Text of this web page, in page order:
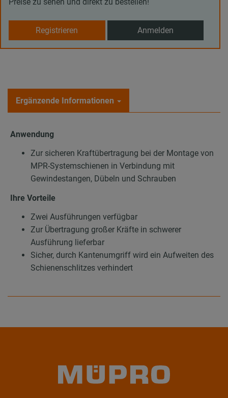
Preise zu sehen und direkt zu bestellen!
Registrieren Anmelden
Ergänzende Informationen
Anwendung
Zur sicheren Kraftübertragung bei der Montage von
MPR-Systemschienen in Verbindung mit
Gewindestangen, Dübeln und Schrauben
Ihre Vorteile
Zwei Ausführungen verfügbar
Zur Übertragung großer Kräfte in schwerer
Ausführung lieferbar
Sicher, durch Kantenumgriff wird ein Aufweiten des
Schienenschlitzes verhindert